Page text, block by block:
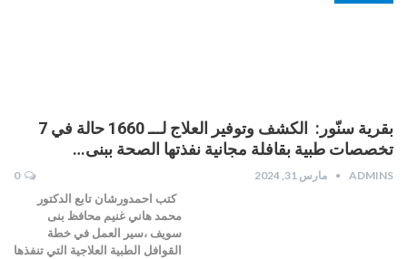
بقرية سنّور: الكشف وتوفير العلاج لـــ 1660 حالة في 7
تخصصات طبية بقافلة مجانية نفذتها الصحة ببنى…
ADMINS مارس 31, 2024 0
كتب احمدورشان تابع الدكتور
محمد هاني غنيم محافظ بنى
سويف ،سير العمل في خطة
القوافل الطبية العلاجية التي تنفذها